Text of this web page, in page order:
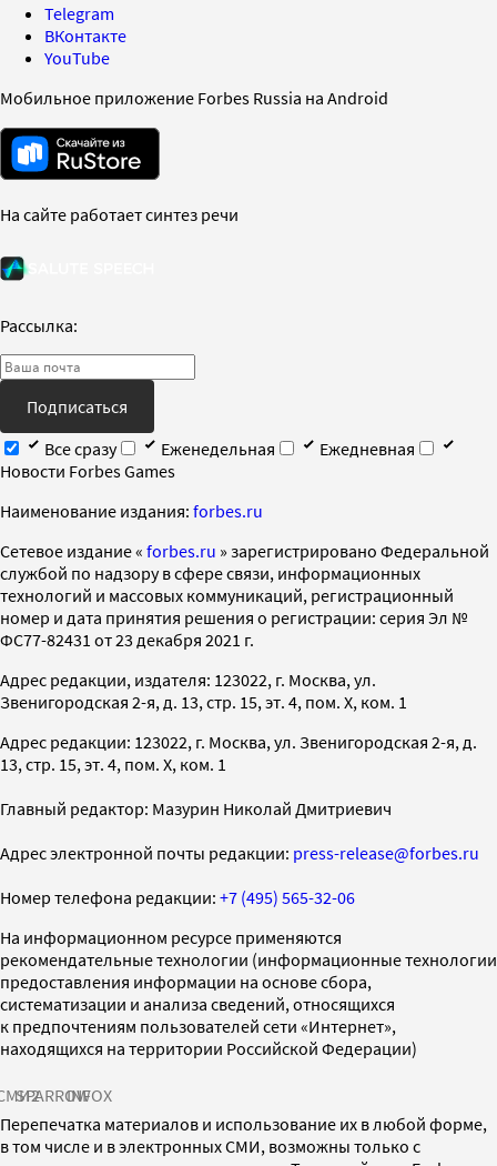
Telegram
ВКонтакте
YouTube
Мобильное приложение Forbes Russia на Android
На сайте работает синтез речи
Рассылка:
Подписаться
Все сразу
Еженедельная
Ежедневная
Новости Forbes Games
Наименование издания: forbes.ru
Cетевое издание « forbes.ru » зарегистрировано Федеральной
службой по надзору в сфере связи, информационных
технологий и массовых коммуникаций, регистрационный
номер и дата принятия решения о регистрации: серия Эл №
ФС77-82431 от 23 декабря 2021 г.
Адрес редакции, издателя: 123022, г. Москва, ул.
Звенигородская 2-я, д. 13, стр. 15, эт. 4, пом. X, ком. 1
Адрес редакции: 123022, г. Москва, ул. Звенигородская 2-я, д.
13, стр. 15, эт. 4, пом. X, ком. 1
Главный редактор: Мазурин Николай Дмитриевич
Адрес электронной почты редакции: press-release@forbes.ru
Номер телефона редакции: +7 (495) 565-32-06
На информационном ресурсе применяются
рекомендательные технологии (информационные технологии
предоставления информации на основе сбора,
систематизации и анализа сведений, относящихся
к предпочтениям пользователей сети «Интернет»,
находящихся на территории Российской Федерации)
SPARROWINFOX
Перепечатка материалов и использование их в любой форме,
в том числе и в электронных СМИ, возможны только с